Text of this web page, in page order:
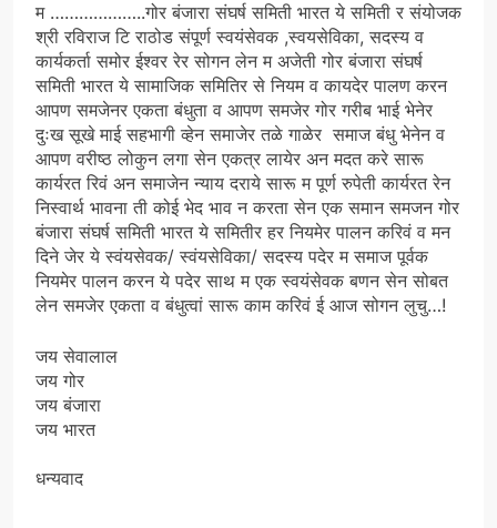
म ………………..गोर बंजारा संघर्ष समिती भारत ये समिती र संयोजक
श्री रविराज टि राठोड संपूर्ण स्वयंसेवक ,स्वयसेविका, सदस्य व
कार्यकर्ता समोर ईश्वर रेर सोगन लेन म अजेती गोर बंजारा संघर्ष
समिती भारत ये सामाजिक समितिर से नियम व कायदेर पालण करन
आपण समजेनर एकता बंधुता व आपण समजेर गोर गरीब भाई भेनेर
दुःख सूखे माई सहभागी व्हेन समाजेर तळे गाळेर समाज बंधु भेनेन व
आपण वरीष्ठ लोकुन लगा सेन एकत्र लायेर अन मदत करे सारू
कार्यरत रिवं अन समाजेन न्याय दराये सारू म पूर्ण रुपेती कार्यरत रेन
निस्वार्थ भावना ती कोई भेद भाव न करता सेन एक समान समजन गोर
बंजारा संघर्ष समिती भारत ये समितीर हर नियमेर पालन करिवं व मन
दिने जेर ये स्वंयसेवक/ स्वंयसेविका/ सदस्य पदेर म समाज पूर्वक
नियमेर पालन करन ये पदेर साथ म एक स्वयंसेवक बणन सेन सोबत
लेन समजेर एकता व बंधुत्वां सारू काम करिवं ई आज सोगन लुचु…!
जय सेवालाल
जय गोर
जय बंजारा
जय भारत
धन्यवाद